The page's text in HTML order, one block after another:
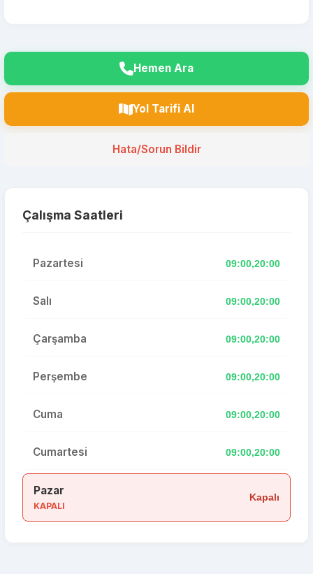
Hemen Ara
Yol Tarifi Al
Hata/Sorun Bildir
Çalışma Saatleri
Pazartesi 09:00,20:00
Salı 09:00,20:00
Çarşamba 09:00,20:00
Perşembe 09:00,20:00
Cuma 09:00,20:00
Cumartesi 09:00,20:00
Pazar
KAPALI
Kapalı